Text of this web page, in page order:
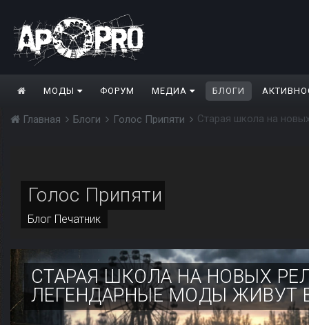
МОДЫ ФОРУМ МЕДИА БЛОГИ
Главная Блоги Голос Припяти
Голос Припяти
Блог Печатник
СТАРАЯ ШКОЛА НА НОВЫХ
ЛЕГЕНДАРНЫЕ МОДЫ ЖИВУТ